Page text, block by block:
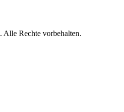
. Alle Rechte vorbehalten.